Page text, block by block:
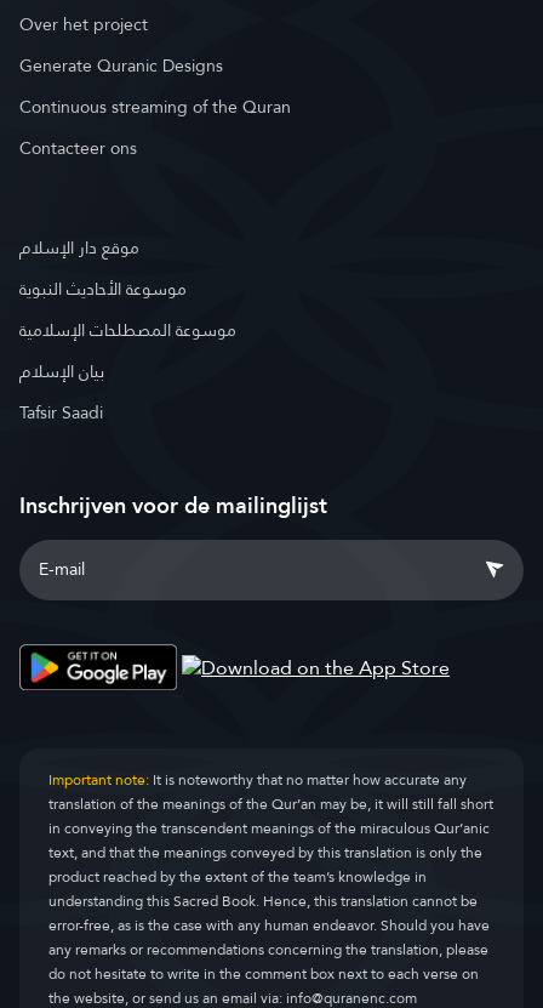
Over het project
Generate Quranic Designs
Continuous streaming of the Quran
Contacteer ons
موقع دار الإسلام
موسوعة الأحاديث النبوية
موسوعة المصطلحات الإسلامية
بيان الإسلام
Tafsir Saadi
Inschrijven voor de mailinglijst
Important note:It is noteworthy that no matter how accurate any
translation of the meanings of the Qur’an may be, it will still fall short
in conveying the transcendent meanings of the miraculous Qur’anic
text, and that the meanings conveyed by this translation is only the
product reached by the extent of the team’s knowledge in
understanding this Sacred Book. Hence, this translation cannot be
error-free, as is the case with any human endeavor. Should you have
any remarks or recommendations concerning the translation, please
do not hesitate to write in the comment box next to each verse on
the website, or send us an email via:info@quranenc.com